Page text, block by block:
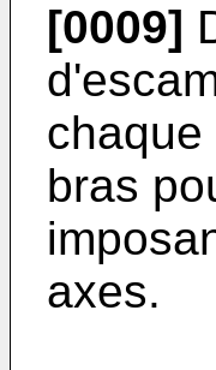
[0009]
bras
axes.